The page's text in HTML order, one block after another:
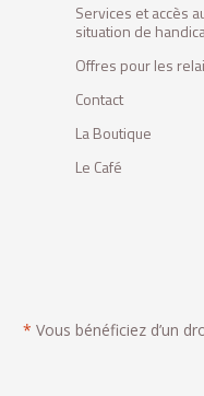
Services et accès
situation de
Offres pour les
Contact
La Boutique
Le Café
* Vous bénéficiez d’un